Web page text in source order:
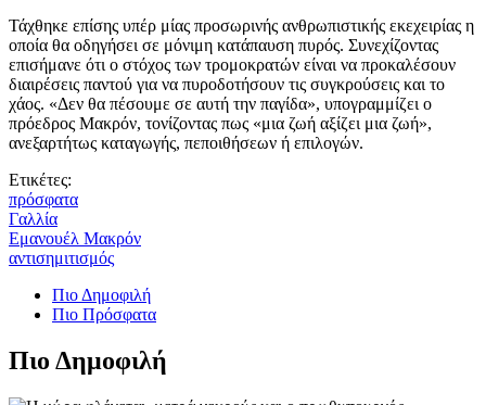
Τάχθηκε επίσης υπέρ μίας προσωρινής ανθρωπιστικής εκεχειρίας η
οποία θα οδηγήσει σε μόνιμη κατάπαυση πυρός. Συνεχίζοντας
επισήμανε ότι ο στόχος των τρομοκρατών είναι να προκαλέσουν
διαιρέσεις παντού για να πυροδοτήσουν τις συγκρούσεις και το
χάος. «Δεν θα πέσουμε σε αυτή την παγίδα», υπογραμμίζει ο
πρόεδρος Μακρόν, τονίζοντας πως «μια ζωή αξίζει μια ζωή»,
ανεξαρτήτως καταγωγής, πεποιθήσεων ή επιλογών.
Ετικέτες:
πρόσφατα
Γαλλία
Εμανουέλ Μακρόν
αντισημιτισμός
Πιο Δημοφιλή
Πιο Πρόσφατα
Πιο Δημοφιλή